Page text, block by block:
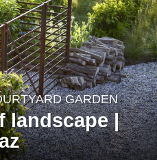
GARDEN
landscape |